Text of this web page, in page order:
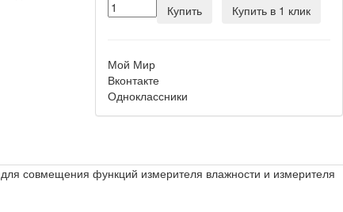
Купить Купить в 1 клик
Мой Мир
Вконтакте
Одноклассники
совмещения функций измерителя влажности и измерителя